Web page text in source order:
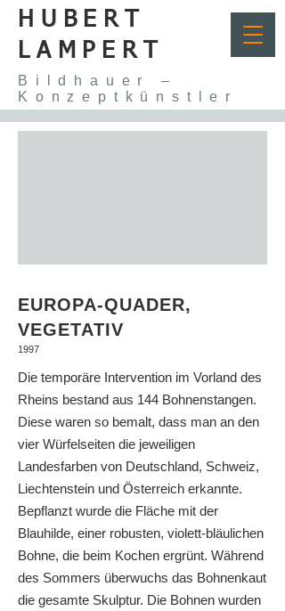
HUBERT
LAMPERT
Bildhauer –
Konzeptkünstler
EUROPA-QUADER,
VEGETATIV
1997
Die temporäre Intervention im Vorland des
Rheins bestand aus 144 Bohnenstangen.
Diese waren so bemalt, dass man an den
vier Würfelseiten die jeweiligen
Landesfarben von Deutschland, Schweiz,
Liechtenstein und Österreich erkannte.
Bepflanzt wurde die Fläche mit der
Blauhilde, einer robusten, violett-bläulichen
Bohne, die beim Kochen ergrünt. Während
des Sommers überwuchs das Bohnenkaut
die gesamte Skulptur. Die Bohnen wurden